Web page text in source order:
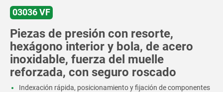
03036 VF
Piezas de presión con resorte,
hexágono interior y bola, de acero
inoxidable, fuerza del muelle
reforzada, con seguro roscado
Indexación rápida, posicionamiento y fijación de componentes